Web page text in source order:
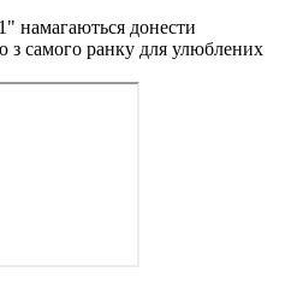
намагаються донести
з самого ранку для улюблених